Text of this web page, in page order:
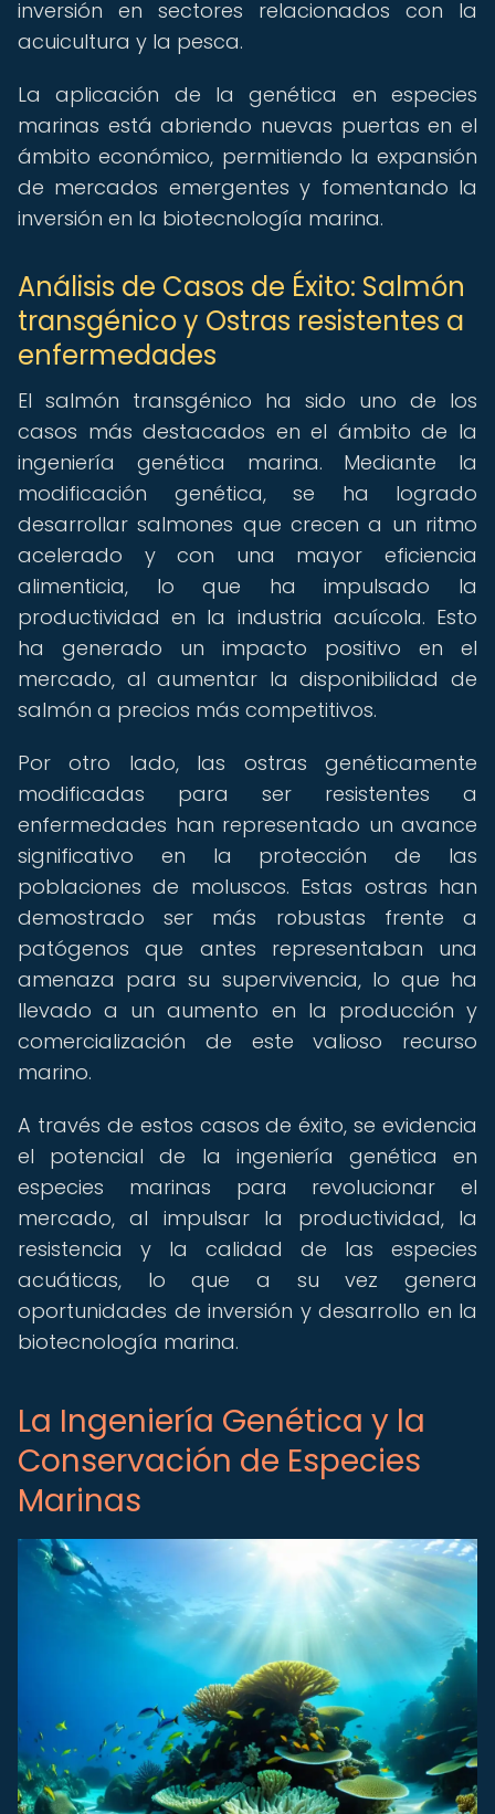
inversión en sectores relacionados con la
acuicultura y la pesca.
La aplicación de la genética en especies
marinas está abriendo nuevas puertas en el
ámbito económico, permitiendo la expansión
de mercados emergentes y fomentando la
inversión en la biotecnología marina.
Análisis de Casos de Éxito: Salmón
transgénico y Ostras resistentes a
enfermedades
El salmón transgénico ha sido uno de los
casos más destacados en el ámbito de la
ingeniería genética marina. Mediante la
modificación genética, se ha logrado
desarrollar salmones que crecen a un ritmo
acelerado y con una mayor eficiencia
alimenticia, lo que ha impulsado la
productividad en la industria acuícola. Esto
ha generado un impacto positivo en el
mercado, al aumentar la disponibilidad de
salmón a precios más competitivos.
Por otro lado, las ostras genéticamente
modificadas para ser resistentes a
enfermedades han representado un avance
significativo en la protección de las
poblaciones de moluscos. Estas ostras han
demostrado ser más robustas frente a
patógenos que antes representaban una
amenaza para su supervivencia, lo que ha
llevado a un aumento en la producción y
comercialización de este valioso recurso
marino.
A través de estos casos de éxito, se evidencia
el potencial de la ingeniería genética en
especies marinas para revolucionar el
mercado, al impulsar la productividad, la
resistencia y la calidad de las especies
acuáticas, lo que a su vez genera
oportunidades de inversión y desarrollo en la
biotecnología marina.
La Ingeniería Genética y la
Conservación de Especies
Marinas